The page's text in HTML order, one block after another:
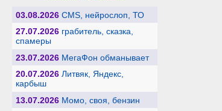
03.08.2026 CMS, нейрослоп, ТО
27.07.2026 грабитель, сказка,
спамеры
23.07.2026 МегаФон обманывает
20.07.2026 Литвяк, Яндекс,
карбыш
13.07.2026 Момо, своя, бензин